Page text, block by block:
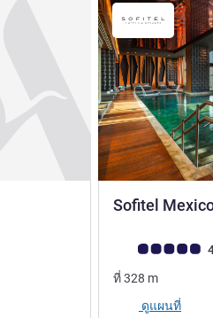
Sofitel
คะแนนความคิดเ
ที่328 m
ดูแผนที่